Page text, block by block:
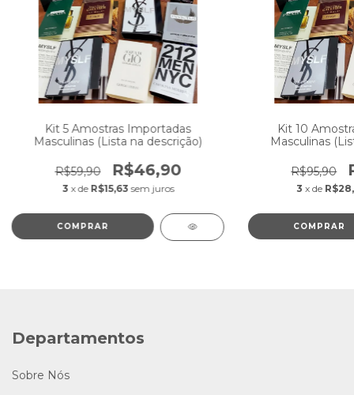
Kit 5 Amostras Importadas
Masculinas (Lista na descrição)
R$59,90 R$46,90
3 x de R$15,63 sem juros
Kit 10
Masculinas
R$95,90
3 x de
Departamentos
Sobre Nós